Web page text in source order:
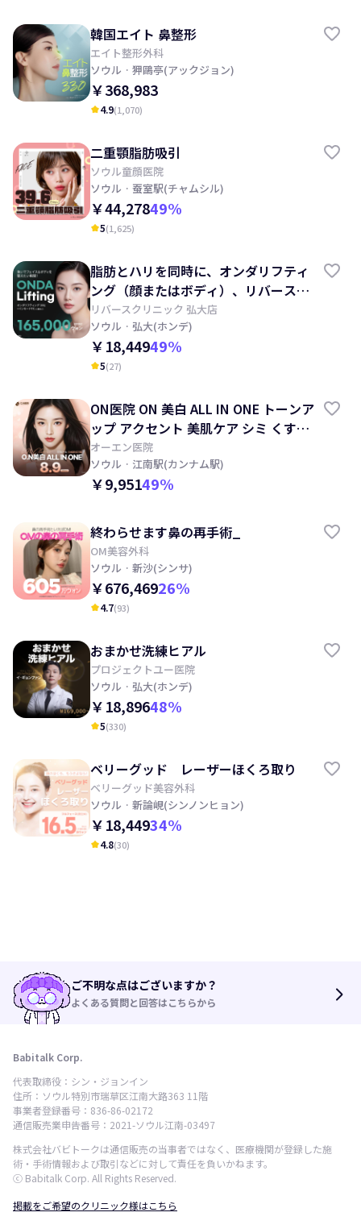
韓国エイト 鼻整形
エイト整形外科
ソウル · 狎鷗亭(アックジョン)
￥368,983
kid_star4.9(1,070)
二重顎脂肪吸引
ソウル童顔医院
ソウル · 蚕室駅(チャムシル)
￥44,27849%
kid_star5(1,625)
脂肪とハリを同時に、オンダリフティ
ング（顔またはボディ）、リバースク
リニック
リバースクリニック 弘大店
ソウル · 弘大(ホンデ)
￥18,44949%
kid_star5(27)
ON医院 ON 美白 ALL IN ONE トーンア
ップ アクセント 美肌ケア シミ くすみ
ほくろ
オーエン医院
ソウル · 江南駅(カンナム駅)
￥9,95149%
終わらせます鼻の再手術_
OM美容外科
ソウル · 新沙(シンサ)
￥676,46926%
kid_star4.7(93)
おまかせ洗練ヒアル
プロジェクトユー医院
ソウル · 弘大(ホンデ)
￥18,89648%
kid_star5(330)
ベリーグッド レーザーほくろ取り
ベリーグッド美容外科
ソウル · 新論峴(シンノンヒョン)
￥18,44934%
kid_star4.8(30)
ご不明な点はございますか？
よくある質問と回答はこちらから arrow_forward_ios
Babitalk Corp.
代表取締役：シン・ジョンイン
住所：ソウル特別市瑞草区江南大路363 11階
事業者登録番号：836-86-02172
通信販売業申告番号：2021-ソウル江南-03497
株式会社バビトークは通信販売の当事者ではなく、医療機関が登録した施
術・手術情報および取引などに対して責任を負いかねます。
ⓒ Babitalk Corp. All Rights Reserved.
掲載をご希望のクリニック様はこちら